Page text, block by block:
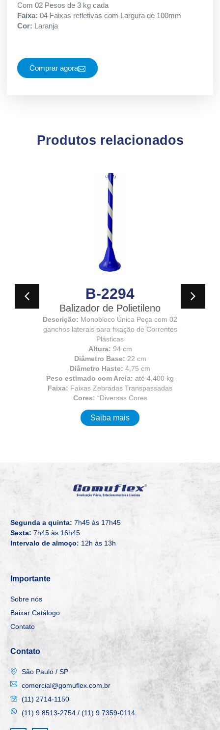
Com 02 Pesos de 3 kg cada
Faixa: 04 Faixas refletivas com Largura de 100mm
Cor: Laranja
Comprar agora
Produtos relacionados
B-2294
Balizador de Polietileno
Descrição: Monobloco Única Peça com 02
ganchos laterais para fixação de Correntes
Plásticas
Altura: 94 cm
Diâmetro Base: 22 cm
Diâmetro Haste: 4,75 cm
Peso estimado com Areia: até 4,400 kg
Faixa: Faixas Zebradas Transpassadas
Cores: “Diversas Cores
Saiba mais
Segunda a quinta: 7h45 às 17h45
Sexta: 7h45 às 16h45
Intervalo de almoço: 12h às 13h
Importante
Sobre nós
Baixar Catálogo
Contato
Contato
São Paulo / SP
comercial@gomuflex.com.br
(11) 2714-1150
(11) 9 8513-2754 / (11) 9 7359-0114